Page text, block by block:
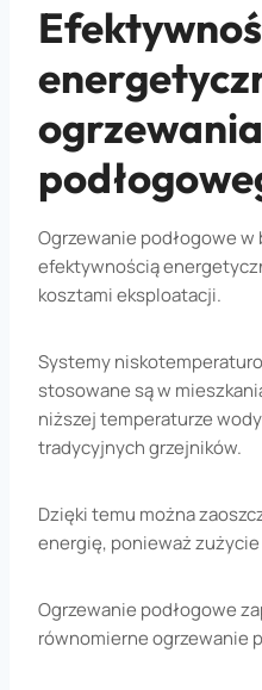
ogrzewania
Ogrzewanie podłogowe
efektywnością
kosztami eksploatacji.
Systemy
stosowane są w
niższej temperaturze
tradycyjnych grzejników.
Dzięki temu można
energię, ponieważ
Ogrzewanie podłogowe
równomierne ogrzewanie